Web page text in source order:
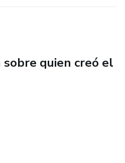
sobre quien creó el